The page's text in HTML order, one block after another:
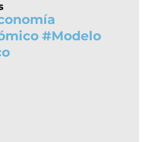
#Modelo